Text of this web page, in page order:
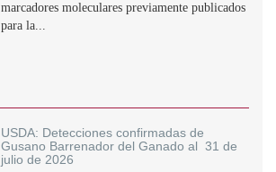
marcadores moleculares previamente publicados
para la...
USDA: Detecciones confirmadas de
Gusano Barrenador del Ganado al 31 de
julio de 2026